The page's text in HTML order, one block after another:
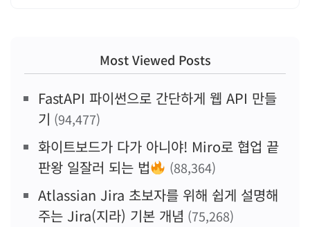
Most Viewed Posts
FastAPI 파이썬으로 간단하게 웹 API 만들
기 (94,477)
화이트보드가 다가 아니야! Miro로 협업 끝
판왕 일잘러 되는 법
(88,364)
Atlassian Jira 초보자를 위해 쉽게 설명해
주는 Jira(지라) 기본 개념 (75,268)